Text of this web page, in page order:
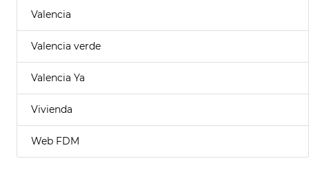
Valencia
Valencia verde
Valencia Ya
Vivienda
Web FDM